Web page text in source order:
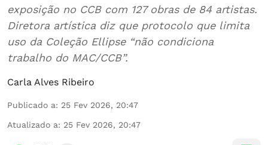
exposição no CCB com 127 obras de 84 artistas.
Diretora artística diz que protocolo que limita
uso da Coleção Ellipse “não condiciona
trabalho do MAC/CCB”.
Carla Alves Ribeiro
Publicado a: 25 Fev 2026, 20:47
Atualizado a: 25 Fev 2026, 20:47